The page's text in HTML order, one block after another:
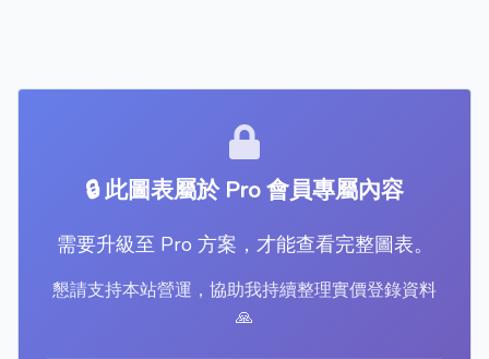
🔒 此圖表屬於 Pro 會員專屬內容
需要升級至 Pro 方案，才能查看完整圖表。
懇請支持本站營運，協助我持續整理實價登錄資料
🙏